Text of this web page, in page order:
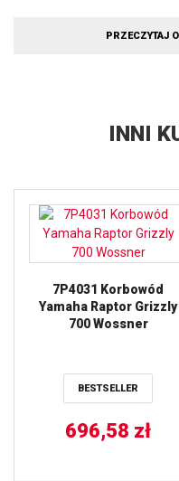
PRZECZYTAJ
INNI
7P4031 Korbowód
Yamaha Raptor Grizzly
700 Wossner
BESTSELLER
696,58 zł